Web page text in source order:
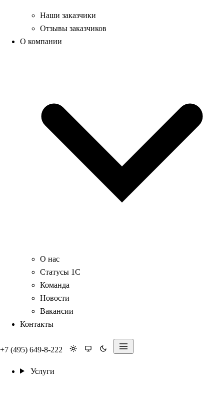
Наши заказчики
Отзывы заказчиков
О компании
О нас
Статусы 1С
Команда
Новости
Вакансии
Контакты
+7 (495) 649-8-222
Услуги